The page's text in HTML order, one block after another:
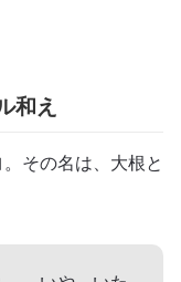
和え
その名は、大根と